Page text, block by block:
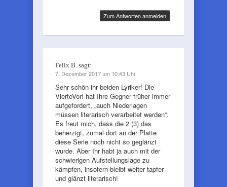
Zum Antworten anmelden
Felix B. sagt:
7. Dezember 2017 um 10:43 Uhr
Sehr schön ihr beiden Lyriker! Die
VierteVor! hat Ihre Gegner früher immer
aufgefordert, „auch Niederlagen
müssen literarisch verarbeitet werden“.
Es freut mich, dass die 2 (3) das
beherzigt, zumal dort an der Platte
diese Serie noch nicht so geglänzt
wurde. Aber Ihr habt ja auch mit der
schwierigen Aufstellungslage zu
kämpfen, insofern bleibt weiter tapfer
und glänzt literarisch!